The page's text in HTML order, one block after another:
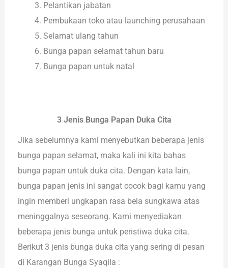
Pelantikan jabatan
Pembukaan toko atau launching perusahaan
Selamat ulang tahun
Bunga papan selamat tahun baru
Bunga papan untuk natal
3 Jenis Bunga Papan Duka Cita
Jika sebelumnya kami menyebutkan beberapa jenis
bunga papan selamat, maka kali ini kita bahas
bunga papan untuk duka cita. Dengan kata lain,
bunga papan jenis ini sangat cocok bagi kamu yang
ingin memberi ungkapan rasa bela sungkawa atas
meninggalnya seseorang. Kami menyediakan
beberapa jenis bunga untuk peristiwa duka cita.
Berikut 3 jenis bunga duka cita yang sering di pesan
di Karangan Bunga Syaqila :